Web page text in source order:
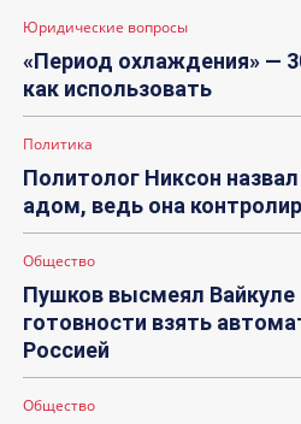
Юридические вопросы
«Период охлаждения» —
как использовать
Политика
Политолог Никсон
адом, ведь она
Общество
Пушков высмеял Вайкуле
готовности взять
Россией
Общество